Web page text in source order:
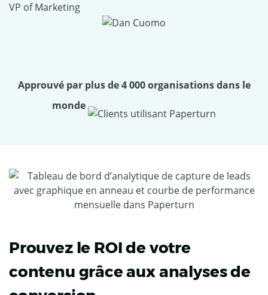
VP of Marketing
Approuvé par plus de 4 000 organisations dans le
monde
Prouvez le ROI de votre
contenu grâce aux analyses de